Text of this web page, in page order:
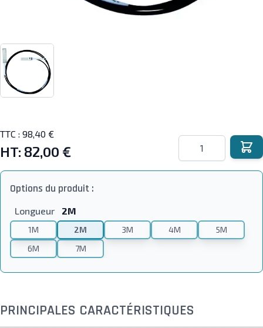
TTC : 98,40 €
HT: 82,00 €
Quantité
Options du produit :
Longueur 2M
1M 2M 3M 4M
5M
6M
7M
PRINCIPALES CARACTÉRISTIQUES